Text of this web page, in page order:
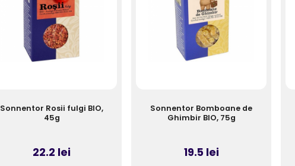
Sonnentor Rosii fulgi BIO,
45g
22.2 lei
Sonnentor Bomboane de
Ghimbir BIO, 75g
19.5 lei